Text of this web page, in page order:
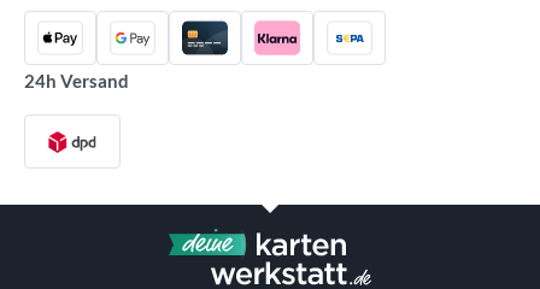
24h Versand